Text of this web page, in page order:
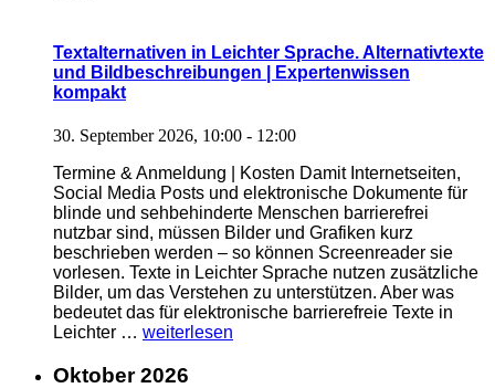
KI
in
Expertenwissen
kompakt
online“
Textalternativen in Leichter Sprache. Alternativtexte
und Bildbeschreibungen | Expertenwissen
kompakt
30. September 2026, 10:00 - 12:00
Termine & Anmeldung | Kosten Damit Internetseiten,
Social Media Posts und elektronische Dokumente für
blinde und sehbehinderte Menschen barrierefrei
nutzbar sind, müssen Bilder und Grafiken kurz
beschrieben werden – so können Screenreader sie
vorlesen. Texte in Leichter Sprache nutzen zusätzliche
Bilder, um das Verstehen zu unterstützen. Aber was
bedeutet das für elektronische barrierefreie Texte in
Leichter … „Textalternativen
Leichter
weiterlesen
Oktober 2026